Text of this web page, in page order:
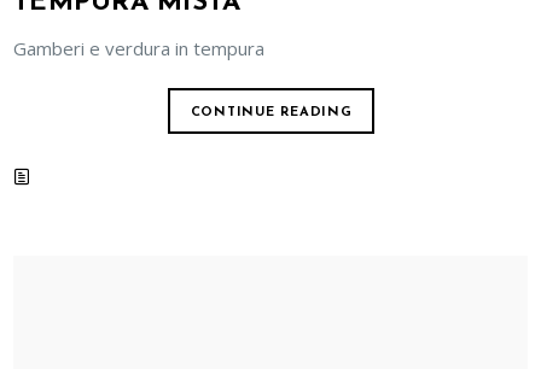
Gamberi e verdura in tempura
CONTINUE READING